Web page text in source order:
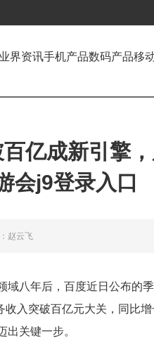
业界资讯手机产品数码产品移
亿成新引擎
会j9登录入口
赵云飞
域八年后，百度近日公布的
入突破百亿元大关，同比
出关键一步。